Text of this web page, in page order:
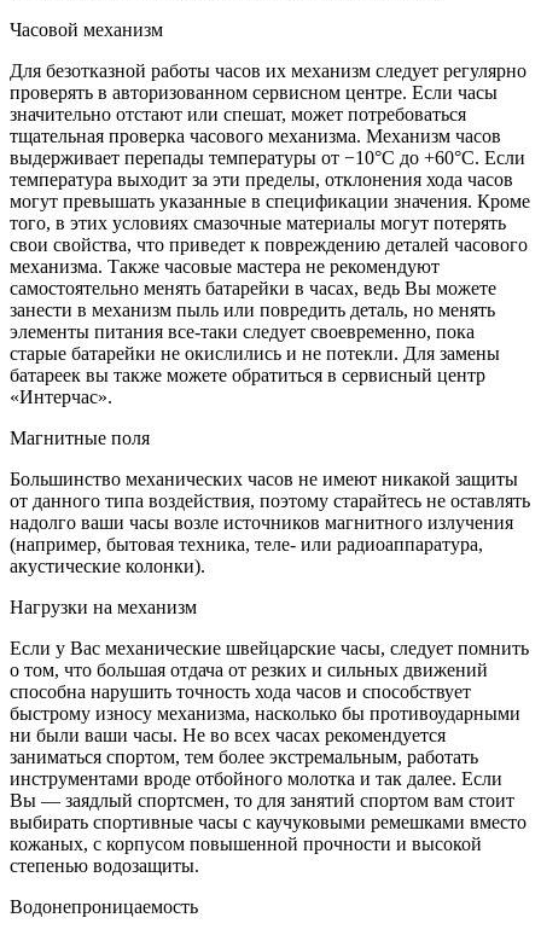
Часовой механизм
Для безотказной работы часов их механизм следует регулярно
проверять в авторизованном сервисном центре. Если часы
значительно отстают или спешат, может потребоваться
тщательная проверка часового механизма. Механизм часов
выдерживает перепады температуры от −10°C до +60°C. Если
температура выходит за эти пределы, отклонения хода часов
могут превышать указанные в спецификации значения. Кроме
того, в этих условиях смазочные материалы могут потерять
свои свойства, что приведет к повреждению деталей часового
механизма. Также часовые мастера не рекомендуют
самостоятельно менять батарейки в часах, ведь Вы можете
занести в механизм пыль или повредить деталь, но менять
элементы питания все-таки следует своевременно, пока
старые батарейки не окислились и не потекли. Для замены
батареек вы также можете обратиться в сервисный центр
«Интерчас».
Магнитные поля
Большинство механических часов не имеют никакой защиты
от данного типа воздействия, поэтому старайтесь не оставлять
надолго ваши часы возле источников магнитного излучения
(например, бытовая техника, теле- или радиоаппаратура,
акустические колонки).
Нагрузки на механизм
Если у Вас механические швейцарские часы, следует помнить
о том, что большая отдача от резких и сильных движений
способна нарушить точность хода часов и способствует
быстрому износу механизма, насколько бы противоударными
ни были ваши часы. Не во всех часах рекомендуется
заниматься спортом, тем более экстремальным, работать
инструментами вроде отбойного молотка и так далее. Если
Вы — заядлый спортсмен, то для занятий спортом вам стоит
выбирать спортивные часы с каучуковыми ремешками вместо
кожаных, с корпусом повышенной прочности и высокой
степенью водозащиты.
Водонепроницаемость